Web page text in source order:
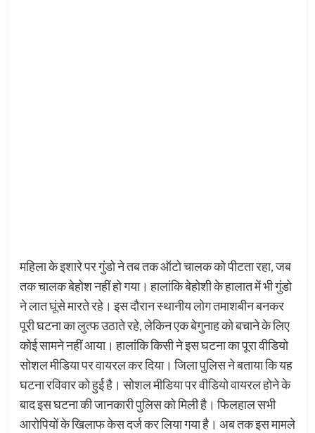
महिला के इशारे पर गुंडो ने तब तक ऑटो चालक को पीटता रहा, जब
तक चालक बेहोश नहीं हो गया। हालांकि बेहोशी के हालात में भी गुंडो
ने लात घूंसे मारते रहे। इस दौरान स्थानीय लोग तमाशबीन बनकर
पूरी घटना का लुत्फ उठाते रहे, लेकिन एक बेगुनाह को बचाने के लिए
कोई सामने नहीं आया। हालांकि किसी ने इस घटना का पूरा वीडियो
सोशल मीडिया पर वायरल कर दिया। जिला पुलिस ने बताया कि यह
घटना रविवार को हुई है। सोशल मीडिया पर वीडियो वायरल होने के
बाद इस घटना की जानकारी पुलिस को मिली है। फिलहाल सभी
आरोपियों के खिलाफ केस दर्ज कर लिया गया है। अब तक इस मामले